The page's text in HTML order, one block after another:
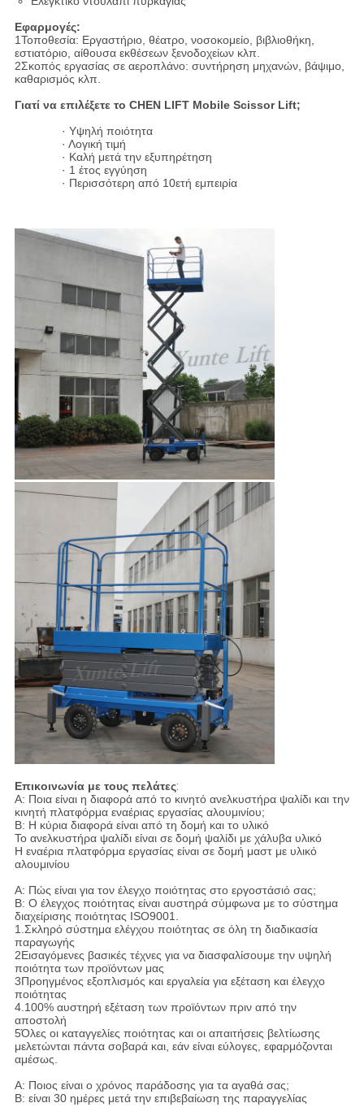
Εφαρμογές:
1Τοποθεσία: Εργαστήριο, θέατρο, νοσοκομείο, βιβλιοθήκη,
εστιατόριο, αίθουσα εκθέσεων ξενοδοχείων κλπ.
2Σκοπός εργασίας σε αεροπλάνο: συντήρηση μηχανών, βάψιμο,
καθαρισμός κλπ.
Γιατί να επιλέξετε το CHEN LIFT Mobile Scissor Lift;
· Υψηλή ποιότητα
· Λογική τιμή
· Καλή μετά την εξυπηρέτηση
· 1 έτος εγγύηση
· Περισσότερη από 10ετή εμπειρία
Επικοινωνία με τους πελάτες:
Α: Ποια είναι η διαφορά από το κινητό ανελκυστήρα ψαλίδι και την
κινητή πλατφόρμα εναέριας εργασίας αλουμινίου;
Β: Η κύρια διαφορά είναι από τη δομή και το υλικό
Το ανελκυστήρα ψαλίδι είναι σε δομή ψαλίδι με χάλυβα υλικό
Η εναέρια πλατφόρμα εργασίας είναι σε δομή μαστ με υλικό
αλουμινίου
Α: Πώς είναι για τον έλεγχο ποιότητας στο εργοστάσιό σας;
Β: Ο έλεγχος ποιότητας είναι αυστηρά σύμφωνα με το σύστημα
διαχείρισης ποιότητας ISO9001.
1.Σκληρό σύστημα ελέγχου ποιότητας σε όλη τη διαδικασία
παραγωγής
2Εισαγόμενες βασικές τέχνες για να διασφαλίσουμε την υψηλή
ποιότητα των προϊόντων μας
3Προηγμένος εξοπλισμός και εργαλεία για εξέταση και έλεγχο
ποιότητας
4.100% αυστηρή εξέταση των προϊόντων πριν από την
αποστολή
5Όλες οι καταγγελίες ποιότητας και οι απαιτήσεις βελτίωσης
μελετώνται πάντα σοβαρά και, εάν είναι εύλογες, εφαρμόζονται
αμέσως.
Α: Ποιος είναι ο χρόνος παράδοσης για τα αγαθά σας;
Β: είναι 30 ημέρες μετά την επιβεβαίωση της παραγγελίας